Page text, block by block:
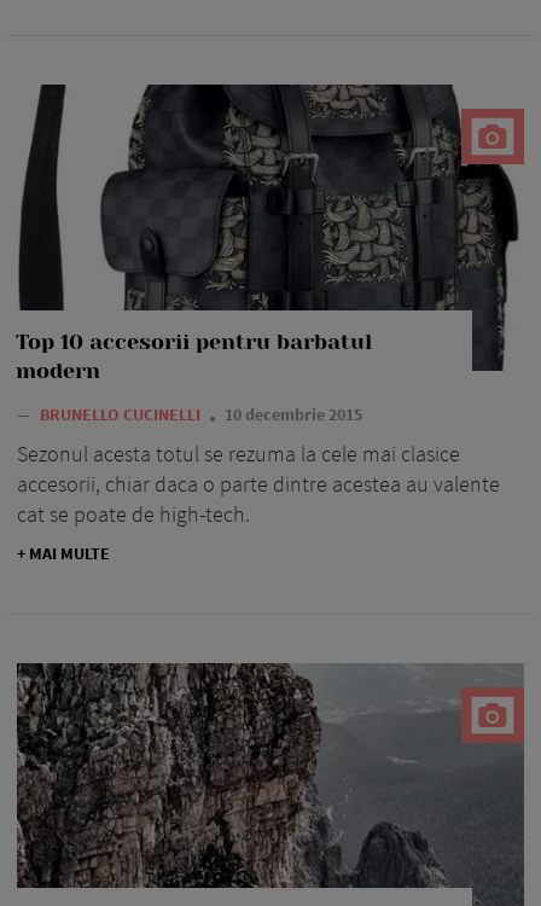
Top 10 accesorii pentru barbatul
modern
— BRUNELLO CUCINELLI 10 decembrie 2015
Sezonul acesta totul se rezuma la cele mai clasice
accesorii, chiar daca o parte dintre acestea au valente
cat se poate de high-tech.
+ MAI MULTE